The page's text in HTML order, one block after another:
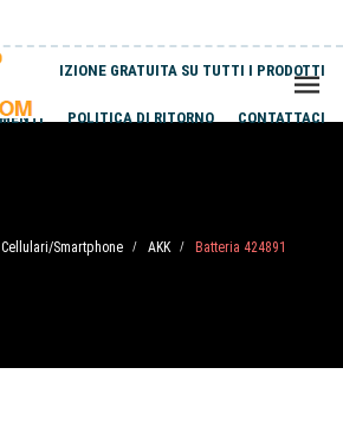
SPEDIZIONE GRATUITA SU TUTTI I PRODOTTI
POLITICA DI RITORNO CONTATTACI
Smartphone / AKK / Batteria 424891